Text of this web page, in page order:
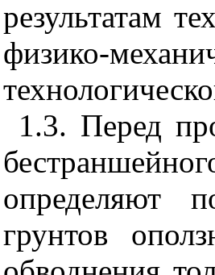
результатам
физико-
1.3. Перед
определяют
грунтов